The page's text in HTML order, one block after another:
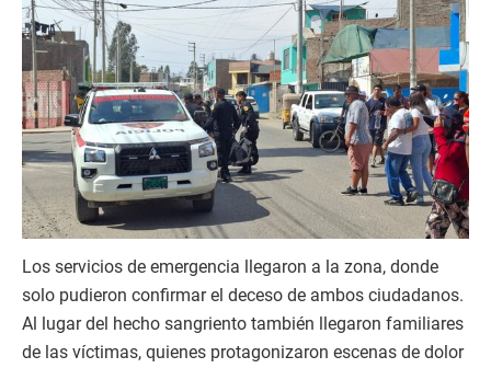
Los servicios de emergencia llegaron a la zona, donde
solo pudieron confirmar el deceso de ambos ciudadanos.
Al lugar del hecho sangriento también llegaron familiares
de las víctimas, quienes protagonizaron escenas de dolor